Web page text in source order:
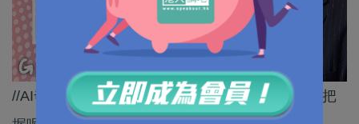
//AI發展被視為第四次工業革命，香港一定要好好把